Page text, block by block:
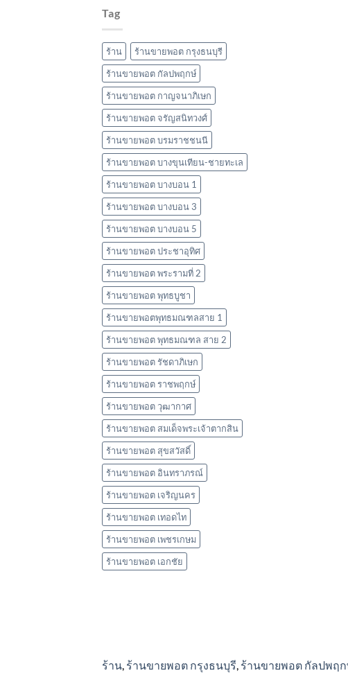
Tag
ร้าน
ร้านขายพอต กรุงธนบุรี
ร้านขายพอต กัลปพฤกษ์
ร้านขายพอต กาญจนาภิเษก
ร้านขายพอต จรัญสนิทวงศ์
ร้านขายพอต บรมราชชนนี
ร้านขายพอต บางขุนเทียน-ชายทะเล
ร้านขายพอต บางบอน 1
ร้านขายพอต บางบอน 3
ร้านขายพอต บางบอน 5
ร้านขายพอต ประชาอุทิศ
ร้านขายพอต พระรามที่ 2
ร้านขายพอต พุทธบูชา
ร้านขายพอตพุทธมณฑลสาย 1
ร้านขายพอต พุทธมณฑล สาย 2
ร้านขายพอต รัชดาภิเษก
ร้านขายพอต ราชพฤกษ์
ร้านขายพอต วุฒากาศ
ร้านขายพอต สมเด็จพระเจ้าตากสิน
ร้านขายพอต สุขสวัสดิ์
ร้านขายพอต อินทราภรณ์
ร้านขายพอต เจริญนคร
ร้านขายพอต เทอดไท
ร้านขายพอต เพชรเกษม
ร้านขายพอต เอกชัย
ร้าน, ร้านขายพอต กรุงธนบุรี, ร้านขายพอต กัลปพฤ